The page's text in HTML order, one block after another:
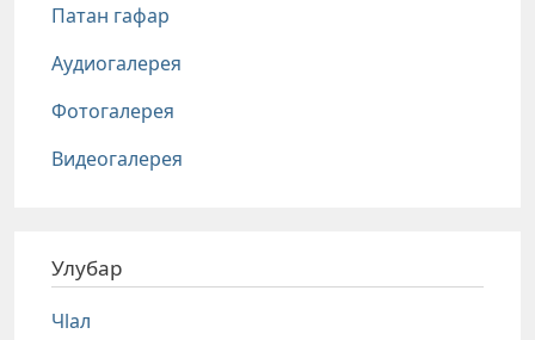
Патан гафар
Аудиогалерея
Фотогалерея
Видеогалерея
Улубар
Чlал